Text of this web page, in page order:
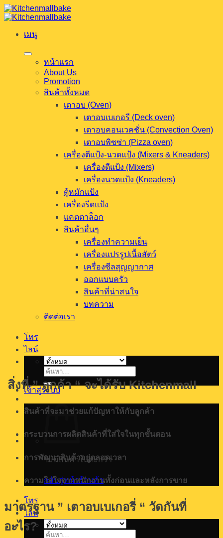
ข้าม
ไป
เมนู
หน้าแรก
About Us
Promotion
สินค้าทั้งหมด
เตาอบ (Oven)
เตาอบเบเกอรี (Deck oven)
เตาอบคอนเวคชั่น (Convection Oven)
เตาอบพิซซ่า (Pizza oven)
เครื่องตีแป้ง-นวดแป้ง (Mixers & Kneaders)
เครื่องตีแป้ง (Mixers)
เครื่องนวดแป้ง (Kneaders)
ตู้หมักแป้ง
เครื่องรีดแป้ง
แคตตาล็อก
สินค้าอื่นๆ
เครื่องทำความเย็น
เครื่องแปรรูปเนื้อสัตว์
เครื่องซีลสุญญากาศ
ออกแบบครัว
สินค้าที่น่าสนใจ
บทความ
ติดต่อเรา
โทร
ไลน์
ค้นหา:
เข้าสู่ระบบ
ไม่มีสินค้าในตะกร้า
กลับสู่หน้าร้านค้า
โทร
ไลน์
ค้นหา:
สิ่งที่ ” ลูกค้า “ จะได้รับKitchenmall
สินค้าที่จะมาช่วยแก้ปัญหาให้กับลูกค้า
กระบวนการผลิตสินค้าที่ใส่ใจในทุกขั้นตอน
การพัฒนาสินค้าอยู่ตลอดเวลา
ความใส่ใจจากพนักงานทั้งก่อนและหลังการขาย
มาตรฐาน ” เตาอบเบเกอรี่ “ วัดกันที่
อะไร?